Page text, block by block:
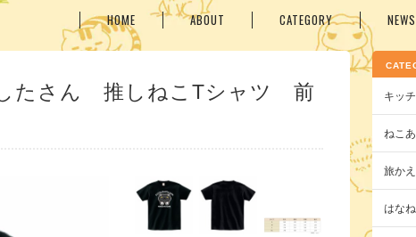
HOME ABOUT CATEGORY NEWS
たさん 推しねこTシャツ 前
キッ
ねこ
旅か
はな